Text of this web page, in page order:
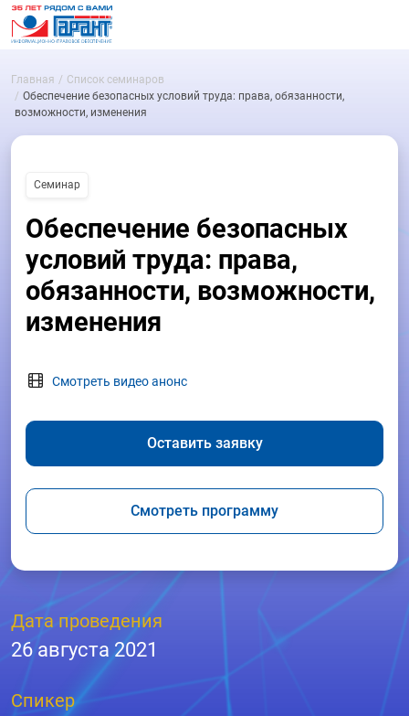
Главная
Список семинаров
Обеспечение безопасных условий труда: права, обязанности,
возможности, изменения
Семинар
Обеспечение безопасных
условий труда: права,
обязанности, возможности,
изменения
Смотреть видео анонс
Оставить заявку
Смотреть программу
Дата проведения
26 августа 2021
Спикер